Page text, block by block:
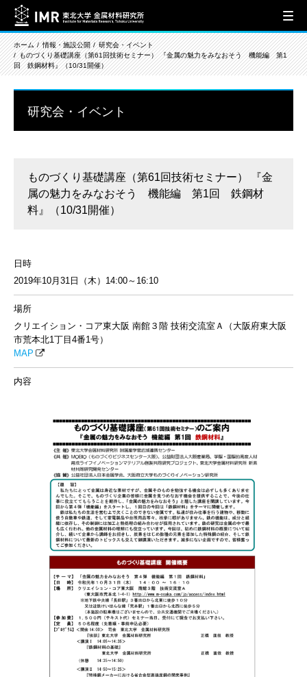
ホーム 情報・施設公開
研究会・イベント
ものづくり基礎講座（第61回技術セミナー） 『金属の魅力をみなおそう 機能編 第1
回 鉄鋼材料』（10/31開催）
研究会・イベント
ものづくり基礎講座（第61回技術セミナー） 『金
属の魅力をみなおそう 機能編 第1回 鉄鋼材
料』（10/31開催）
日時
2019年10月31日（木）14:00～16:10
場所
クリエイション・コア東大阪 南館３階 技術交流室Ａ（大阪府東大阪
市荒本北1丁目4番1号）
MAP
内容